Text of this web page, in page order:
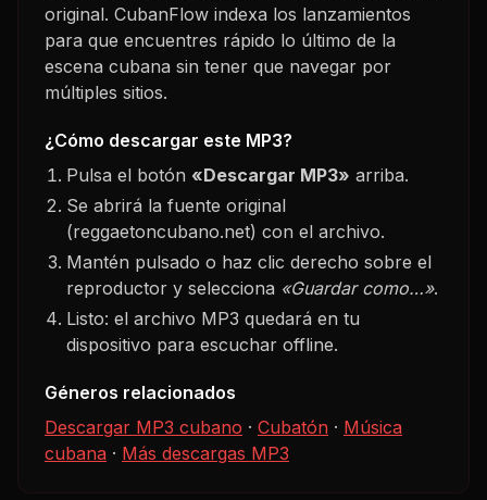
original. CubanFlow indexa los lanzamientos
para que encuentres rápido lo último de la
escena cubana sin tener que navegar por
múltiples sitios.
¿Cómo descargar este MP3?
Pulsa el botón «Descargar MP3» arriba.
Se abrirá la fuente original
(reggaetoncubano.net) con el archivo.
Mantén pulsado o haz clic derecho sobre el
reproductor y selecciona «Guardar como…».
Listo: el archivo MP3 quedará en tu
dispositivo para escuchar offline.
Géneros relacionados
Descargar MP3 cubano · Cubatón · Música
cubana · Más descargas MP3